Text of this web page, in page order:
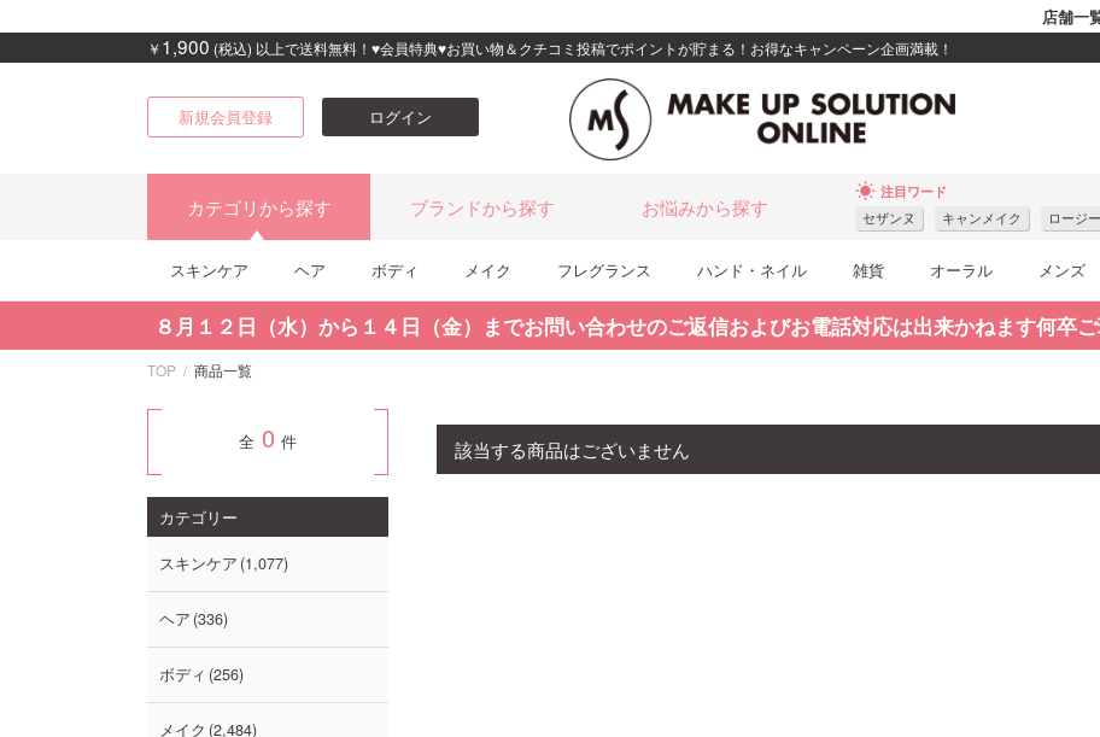
店舗一
￥ 1,900 (税込) 以上で送料無料！♥会員特典♥お買い物＆クチコミ投稿でポイントが貯まる！お得なキャンペーン企画満載！
新規会員登録 ログイン
カテゴリから探す ブランドから探す お悩みから探す
wb_sunny 注目ワード
セザンヌ キャンメイク ロージ
スキンケア ヘア ボディ メイク フレグランス ハンド・ネイル 雑貨 オーラル メンズ
８月１２日（水）から１４日（金）までお問い合わせのご返信およびお電話対応は出来かねます何卒
TOP 商品一覧
該当する商品はございません
全 0 件
カテゴリー
スキンケア 1,077
ヘア 336
ボディ 256
メイク 2,484